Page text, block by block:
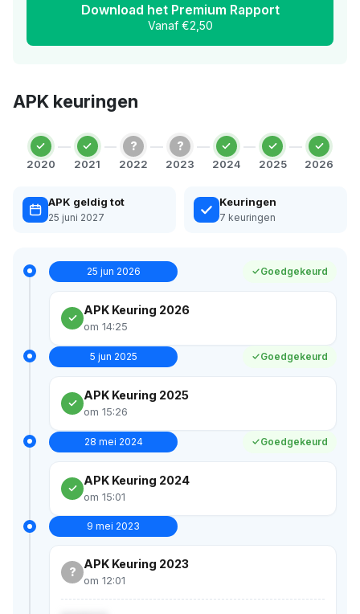
Download het Premium Rapport
Vanaf €2,50
APK keuringen
2020 2021
?
2022
?
2023 2024 2025 2026
APK geldig tot
25 juni 2027
Keuringen
7 keuringen
25 jun 2026 Goedgekeurd
APK Keuring 2026
om 14:25
5 jun 2025 Goedgekeurd
APK Keuring 2025
om 15:26
28 mei 2024 Goedgekeurd
APK Keuring 2024
om 15:01
9 mei 2023
?
APK Keuring 2023
om 12:01